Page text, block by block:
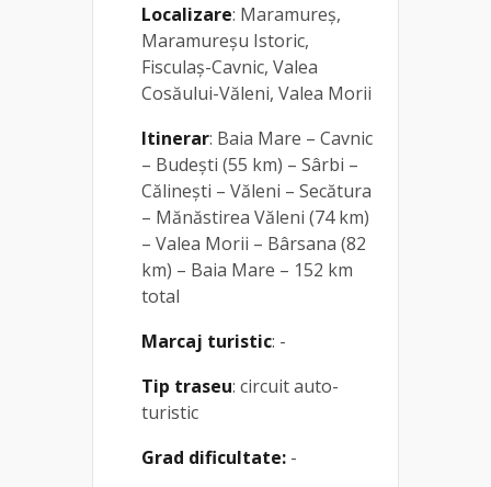
Localizare: Maramureș,
Maramureșu Istoric,
Fisculaș-Cavnic, Valea
Cosăului-Văleni, Valea Morii
Itinerar: Baia Mare – Cavnic
– Budești (55 km) – Sârbi –
Călinești – Văleni – Secătura
– Mănăstirea Văleni (74 km)
– Valea Morii – Bârsana (82
km) – Baia Mare – 152 km
total
Marcaj turistic: -
Tip traseu: circuit auto-
turistic
Grad dificultate: -